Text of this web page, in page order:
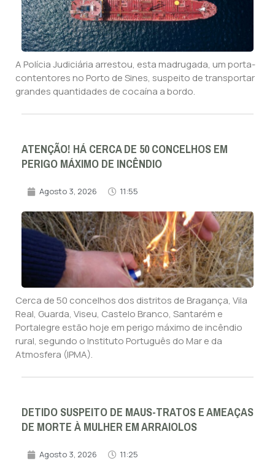
A Polícia Judiciária arrestou, esta madrugada, um porta-
contentores no Porto de Sines, suspeito de transportar
grandes quantidades de cocaína a bordo.
ATENÇÃO! HÁ CERCA DE 50 CONCELHOS EM
PERIGO MÁXIMO DE INCÊNDIO
Agosto 3, 2026 11:55
Cerca de 50 concelhos dos distritos de Bragança, Vila
Real, Guarda, Viseu, Castelo Branco, Santarém e
Portalegre estão hoje em perigo máximo de incêndio
rural, segundo o Instituto Português do Mar e da
Atmosfera (IPMA).
DETIDO SUSPEITO DE MAUS-TRATOS E AMEAÇAS
DE MORTE À MULHER EM ARRAIOLOS
Agosto 3, 2026 11:25